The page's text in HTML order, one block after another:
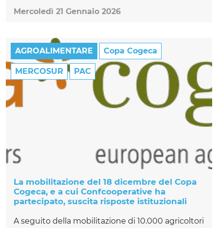
Mercoledì 21 Gennaio 2026
AGROALIMENTARE Copa Cogeca
MERCOSUR PAC
La mobilitazione del 18 dicembre del Copa
Cogeca, e a cui Confcooperative ha
partecipato, suscita risposte istituzionali
A seguito della mobilitazione di 10.000 agricoltori